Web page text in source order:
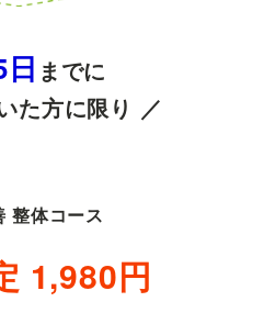
までに
た方に限り ／
整体コース
1,980円